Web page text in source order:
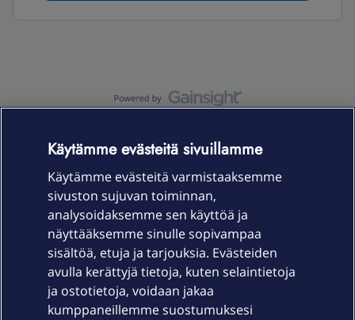
Laitteet & liittymät
Palvelut
Käytämme evästeitä sivuillamme
Käytämme evästeitä varmistaaksemme
sivuston sujuvan toiminnan,
analysoidaksemme sen käyttöä ja
näyttääksemme sinulle sopivampaa
sisältöä, etuja ja tarjouksia. Evästeiden
avulla kerättyjä tietoja, kuten selaintietoja
ja ostotietoja, voidaan jakaa
kumppaneillemme suostumuksesi